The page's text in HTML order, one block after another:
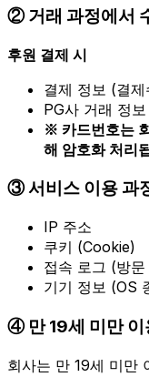
② 거래 과정에서
후원 결제 시
결제 정보 (결
PG사 거래 정
※ 카드번호는
해 암호화 처리
③ 서비스 이용 과
IP 주소
쿠키 (Cookie)
접속 로그 (방
기기 정보 (OS
④ 만 19세 미만 이
회사는 만 19세 미만